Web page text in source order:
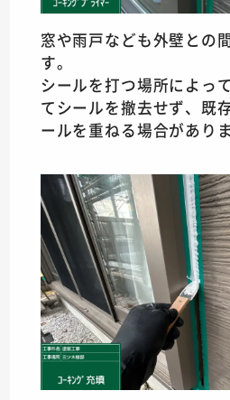
窓や雨戸なども外壁との
す。
シールを打つ場所によっ
てシールを撤去せず、既
ールを重ねる場合がありま